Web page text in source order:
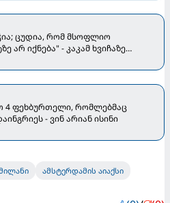
ცუდია, რომ მსოფლიო
არ იქნება" - კაკამ ხვიჩაზე
4 ფეხბურთელი, რომლებმაც
- ვინ არიან ისინი
ამსტერდამის აიაქსი